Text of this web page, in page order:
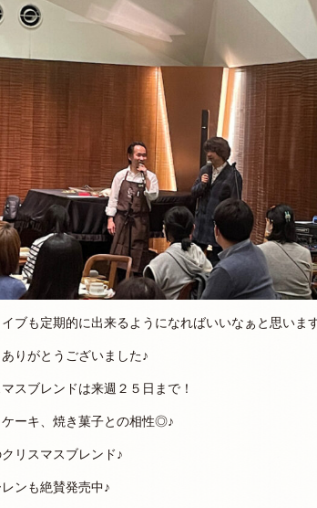
ブも定期的に出来るようになればいいなぁと思いま
りがとうございました♪
スブレンドは来週２５日まで！
ーキ、焼き菓子との相性◎♪
リスマスブレンド♪
ンも絶賛発売中♪